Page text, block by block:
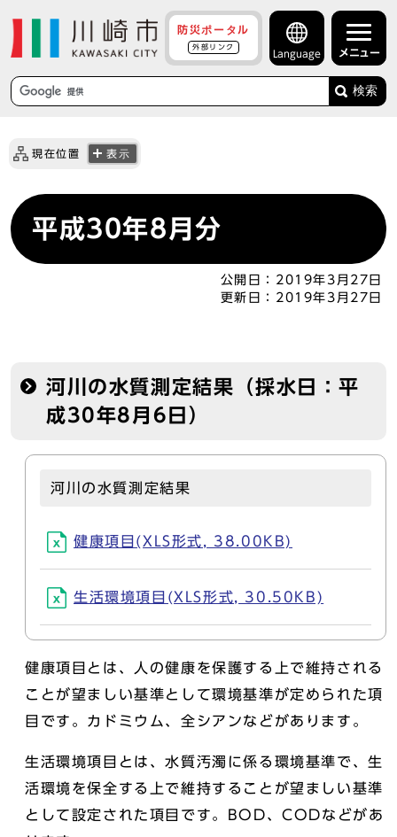
防災ポータル
外部リンク
Language メニュー
検索
現在位置 表示
平成30年8月分
公開日： 2019年3月27日
更新日： 2019年3月27日
河川の水質測定結果（採水日：平
成30年8月6日）
河川の水質測定結果
健康項目(XLS形式, 38.00KB)
生活環境項目(XLS形式, 30.50KB)
健康項目とは、人の健康を保護する上で維持される
ことが望ましい基準として環境基準が定められた項
目です。カドミウム、全シアンなどがあります。
生活環境項目とは、水質汚濁に係る環境基準で、生
活環境を保全する上で維持することが望ましい基準
として設定された項目です。BOD、CODなどがあ